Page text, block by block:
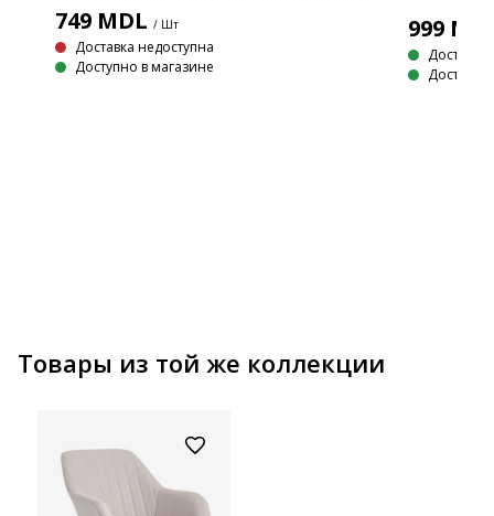
749MDL / Шт
Доставка недоступна
Доступно в магазине
999
Доставка
Товары из той же коллекции